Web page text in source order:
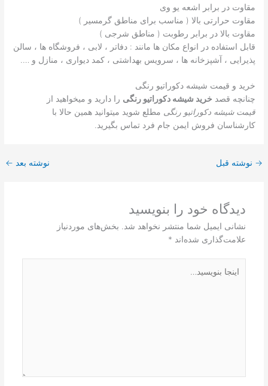
مقاوت در برابر اشعه یو وی
مقاوت حرارتی بالا ( مناسب برای مناطق گرمسیر )
مقاوت بالا در برابر رطوبت ( مناطق شرجی )
قابل استفاده در انواع مکان ها مانند : دفاتر ، لابی ، فروشگاه ها ، سالن
پذیرایی ، آشپزخانه ها ، سرویس بهداشتی ، کمد دیواری ، منازل و ….
خرید و قیمت شیشه دکوراتیو رنگی
چنانچه قصد خرید شیشه دکوراتیو رنگی را دارید و میخواهید از
قیمت شیشه دکوراتیو رنگی مطلع شوید میتوانید همین حالا با
کارشناسان فروش ایمن جام فرد تماس بگیرید.
→ نوشته قبل نوشته بعد ←
دیدگاه‌ خود را بنویسید
نشانی ایمیل شما منتشر نخواهد شد. بخش‌های موردنیاز
علامت‌گذاری شده‌اند *
بنویسید…